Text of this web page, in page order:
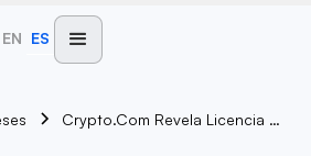
EN ES
Crypto.com Revela Licencia De Derivados De Margen Cambiando El Terreno De Comercio En EE. UU.